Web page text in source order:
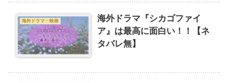
海外ドラマ・映画
海外ドラマ『シカゴファイ
ア』は最高に面白い！！【ネ
タバレ無】